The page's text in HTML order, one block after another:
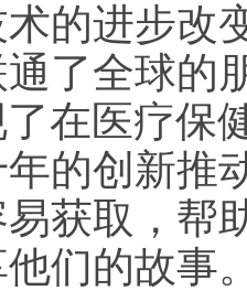
进步改变
了全球的
在医疗保
创新推动
获取，帮
们的故事